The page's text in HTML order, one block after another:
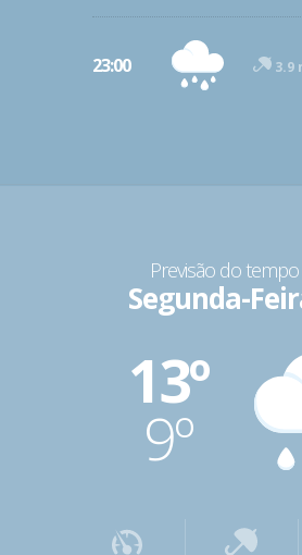
23:00 3.9
Previsão do
Segunda-
13º
9º